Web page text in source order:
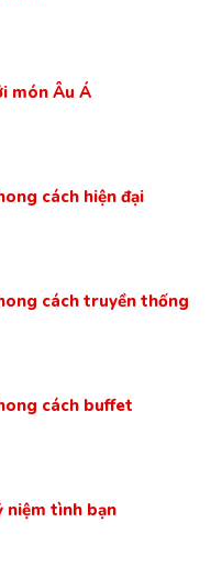
món Âu Á
cách hiện đại
cách truyền thống
cách buffet
niệm tình bạn